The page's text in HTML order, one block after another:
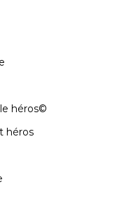
héros©
héros